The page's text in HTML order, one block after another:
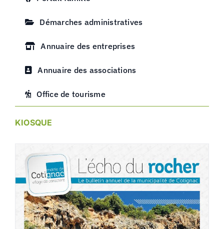
Démarches administratives
Annuaire des entreprises
Annuaire des associations
Office de tourisme
KIOSQUE